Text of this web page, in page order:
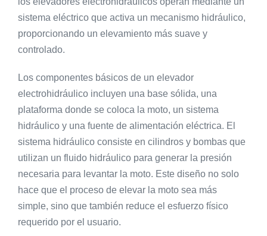
sistema eléctrico que activa un mecanismo hidráulico,
proporcionando un elevamiento más suave y
controlado.
Los componentes básicos de un elevador
electrohidráulico incluyen una base sólida, una
plataforma donde se coloca la moto, un sistema
hidráulico y una fuente de alimentación eléctrica. El
sistema hidráulico consiste en cilindros y bombas que
utilizan un fluido hidráulico para generar la presión
necesaria para levantar la moto. Este diseño no solo
hace que el proceso de elevar la moto sea más
simple, sino que también reduce el esfuerzo físico
requerido por el usuario.